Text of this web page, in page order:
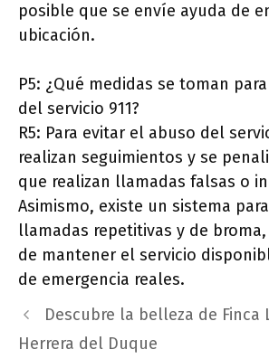
posible que se envíe ayuda de
ubicación.
P5: ¿Qué medidas se toman
del servicio 911?
R5: Para evitar el abuso del
realizan seguimientos y se
que realizan llamadas falsas o
Asimismo, existe un sistema
llamadas repetitivas y de
de mantener el servicio
de emergencia reales.
Descubre la belleza de Finca
Herrera del Duque